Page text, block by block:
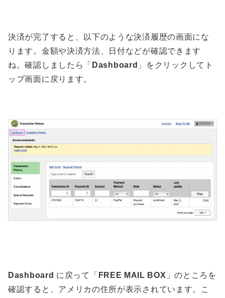
決済が完了すると、以下のような決済履歴の画面にな
ります。金額や決済方法、日付などが確認できます
ね。確認しましたら「 Dashboard 」をクリックしてト
ップ画面に戻ります。
Dashboard に戻って「 FREE MAIL BOX 」のところを
確認すると、アメリカの住所が表示されています。こ